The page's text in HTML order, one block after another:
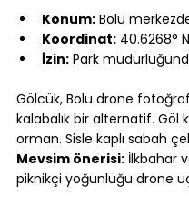
Konum: Bolu
Koordinat: 40.6268°
İzin: Park
Gölcük, Bolu drone
kalabalık bir alternatif.
orman. Sisle kaplı sabah
Mevsim önerisi: İlkbahar
piknikçi yoğunluğu drone